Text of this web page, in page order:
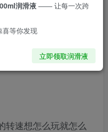
机灵敏，声音不大可
服的，不一样的体
源会更方便些。
转速想怎么玩就怎么
润滑液 —— 让每一次跨
喜等你发现
立即领取润滑液